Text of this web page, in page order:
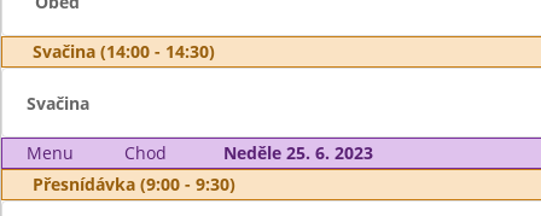
Svačina (14:00 - 14:30)
Svačina
Menu Chod
Neděle 25. 6. 2023
Přesnídávka (9:00 - 9:30)